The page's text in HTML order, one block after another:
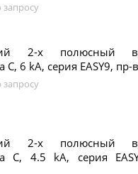
запросу
2-х полюсный
C, 6 kA, серия EASY9,
запросу
2-х полюсный
C, 4.5 kA, серия